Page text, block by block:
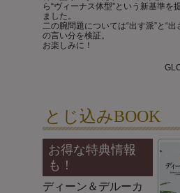
ら“ヴィーナス体型”という新基準を
ました。
二の腕問題については“出す派”と“出
の言い分を検証。
お楽しみに！
とじ込みBOOK
お得な特典情報
も！
ディーン＆デルーカ